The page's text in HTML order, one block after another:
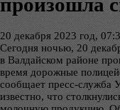
20 декабря 2023 год,
Сегодня ночью, 20
в Валдайском районе
время дорожные
сообщает пресс-служба
известно, что